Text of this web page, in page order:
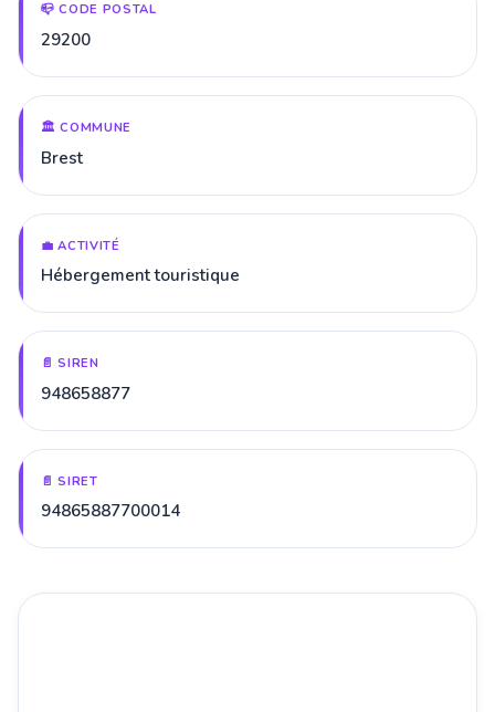
📪 CODE POSTAL
29200
🏛️ COMMUNE
Brest
💼 ACTIVITÉ
Hébergement touristique
📄 SIREN
948658877
📄 SIRET
94865887700014